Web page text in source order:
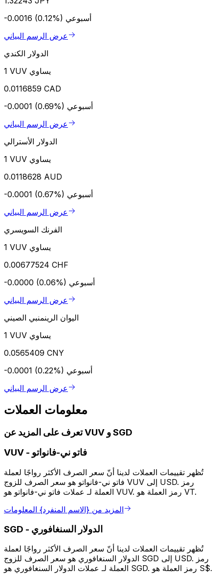
-0.0016 (0.12%) أسبوعي
عرض الرسم البياني
الدولار الكندي
1 VUV يساوي
0.0116859 CAD
-0.0001 (0.69%) أسبوعي
عرض الرسم البياني
الدولار الأسترالي
1 VUV يساوي
0.0118628 AUD
-0.0001 (0.67%) أسبوعي
عرض الرسم البياني
الفرنك السويسري
1 VUV يساوي
0.00677524 CHF
-0.0000 (0.06%) أسبوعي
عرض الرسم البياني
اليوان الرينمنبي الصيني
1 VUV يساوي
0.0565409 CNY
-0.0001 (0.22%) أسبوعي
عرض الرسم البياني
معلومات العملات
تعرف على المزيد عن VUV و SGD
VUV - فاتو ني-فانواتو
تُظهر تقييمات العملات لدينا أنّ سعر الصرف الأكثر رواجًا لعملة
فاتو ني-فانواتو هو سعر الصرف للزوج VUV إلى USD. رمز
العملة لـ عملات فاتو ني-فانواتو هو VUV. رمز العملة هو VT.
المزيد من {الاسم المنفرد} المعلومات
SGD - الدولار السنغافوري
تُظهر تقييمات العملات لدينا أنّ سعر الصرف الأكثر رواجًا لعملة
الدولار السنغافوري هو سعر الصرف للزوج SGD إلى USD. رمز
العملة لـ عملات الدولار السنغافوري هو SGD. رمز العملة هو S$.